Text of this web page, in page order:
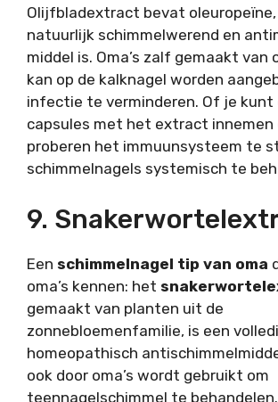
Olijfbladextract bevat
natuurlijk schimmelwerend en
middel is. Oma’s zalf gemaakt van
kan op de kalknagel worden
infectie te verminderen. Of je kunt
capsules met het extract innemen
proberen het immuunsysteem te
schimmelnagels systemisch te
9.
Een schimmelnagel tip van oma
oma’s kennen: het
gemaakt van planten uit de
zonnebloemenfamilie, is een
homeopathisch
ook door oma’s wordt gebruikt om
teennagelschimmel te behandelen.